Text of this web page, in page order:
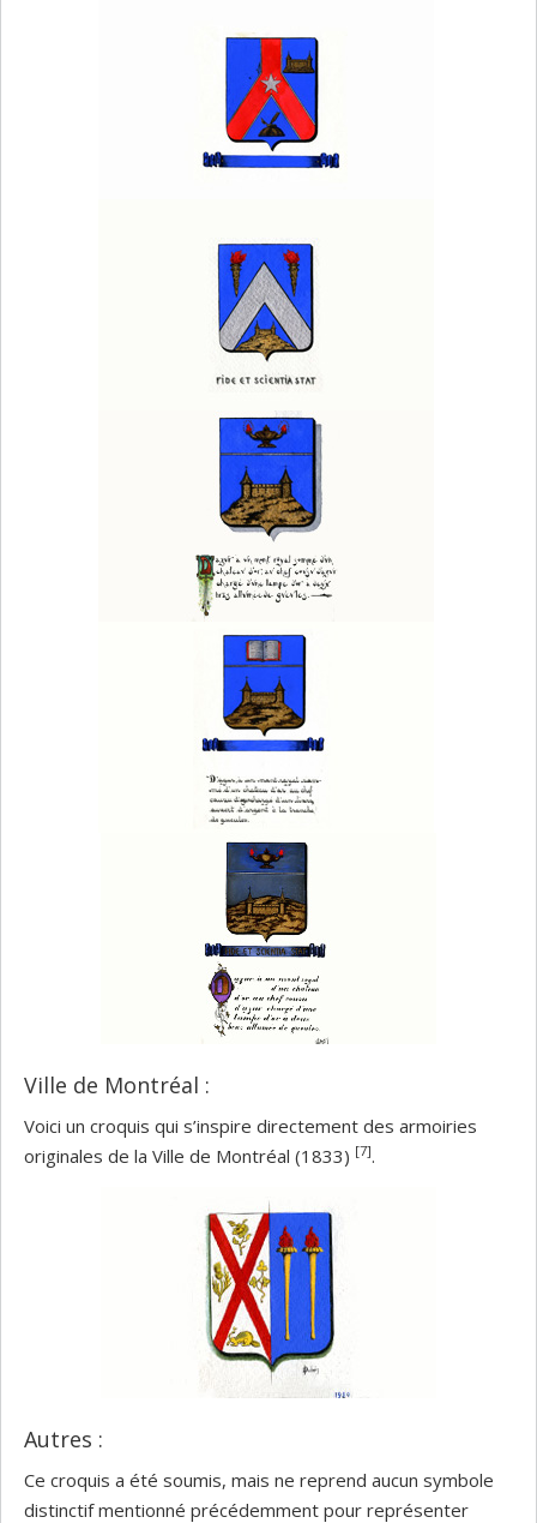
Ville de Montréal :
Voici un croquis qui s’inspire directement des armoiries
originales de la Ville de Montréal (1833) [7].
Autres :
Ce croquis a été soumis, mais ne reprend aucun symbole
distinctif mentionné précédemment pour représenter